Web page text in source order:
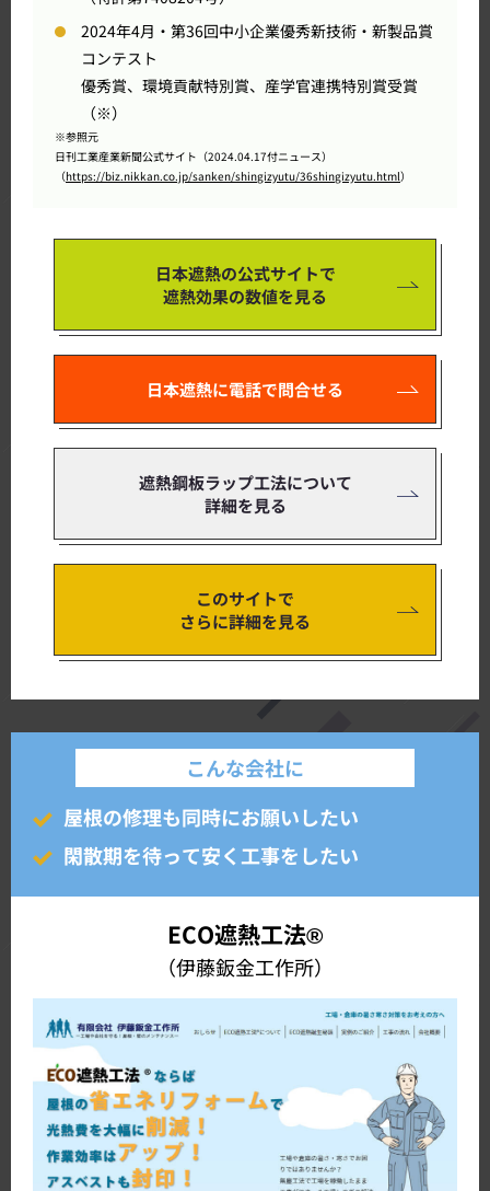
2024年4月・第36回中小企業優秀新技術・新製品賞
コンテスト
優秀賞、環境貢献特別賞、産学官連携特別賞受賞
（※）
※参照元
日刊工業産業新聞公式サイト（2024.04.17付ニュース）
（https://biz.nikkan.co.jp/sanken/shingizyutu/36shingizyutu.html）
日本遮熱の公式サイトで
遮熱効果の数値を見る
日本遮熱に電話で問合せる
遮熱鋼板ラップ工法について
詳細を見る
このサイトで
さらに詳細を見る
こんな会社に
屋根の修理も同時にお願いしたい
閑散期を待って安く工事をしたい
ECO遮熱工法®
（伊藤鈑金工作所）